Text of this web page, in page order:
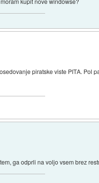
piratske viste PITA. Pol
ga odprli na voljo vsem brez